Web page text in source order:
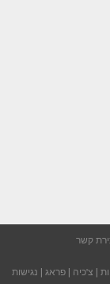
קשר
| צ'כיה | פראג | נגישות